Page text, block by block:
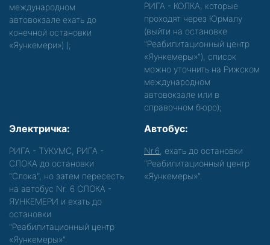
международном
автовокзале ехать до
конечной остановки
«Яункемери») );
РИГА - КОЛКА, которые
проходят через Юрмалу
(выйти на остановке
"Реабилитационный центр
«Яункемеры»"), список
можно уточнить на Рижском
международном
автовокзале или в
справочном бюро);
Электричка:
РИГА - ТУКУМС, РИГА -
СЛОКА до остановки
"Слока", но затем пересесть
на автобус Nr. 6 СЛОКА -
ЯУНКЕМЕРИ и ехать до
остановки
"Реабилитационный центр
«Яункемеры»".
Автобус:
Nr.6 , ехать до остановки
"Реабилитационный центр
«Яункемеры»".